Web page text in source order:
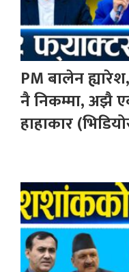
PM बालेन
नै निकम्मा, अझै
हाहाकार